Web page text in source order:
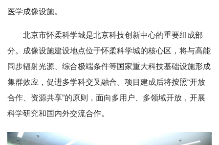
医学成像设施。
北京市怀柔科学城是北京科技创新中心的重要组成部
分。成像设施建设地点位于怀柔科学城的核心区，将与高能
同步辐射光源、综合极端条件等国家重大科技基础设施形成
集群效应，促进多学科交叉融合。项目建成后将按照“开放
合作、资源共享”的原则，面向多用户、多领域开放，开展
科学研究和国内外交流合作。